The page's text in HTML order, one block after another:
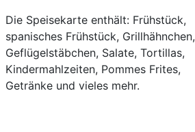
Die Speisekarte enthält: Frühstück,
spanisches Frühstück, Grillhähnchen,
Geflügelstäbchen, Salate, Tortillas,
Kindermahlzeiten, Pommes Frites,
Getränke und vieles mehr.